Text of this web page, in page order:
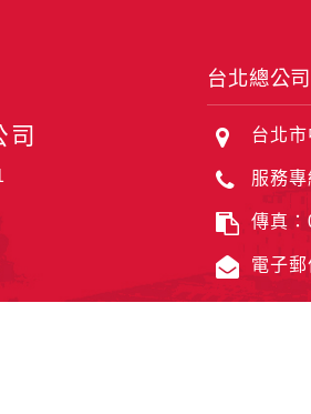
司
台北總公司
台北
服務
傳真
電子